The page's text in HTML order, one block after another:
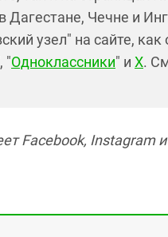
Дагестане, Чечне и
узел" на сайте, как
"Одноклассники" и X.
Facebook, Instagram